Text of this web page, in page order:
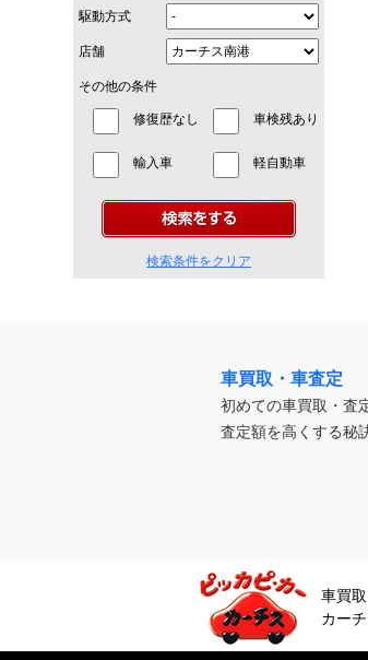
駆動方式
店舗
その他の条件
修復歴なし 車検残あり
輸入車 軽自動車
検索条件をクリア
車買取・車査定
初めての車買取・査
査定額を高くする秘
車買
カー